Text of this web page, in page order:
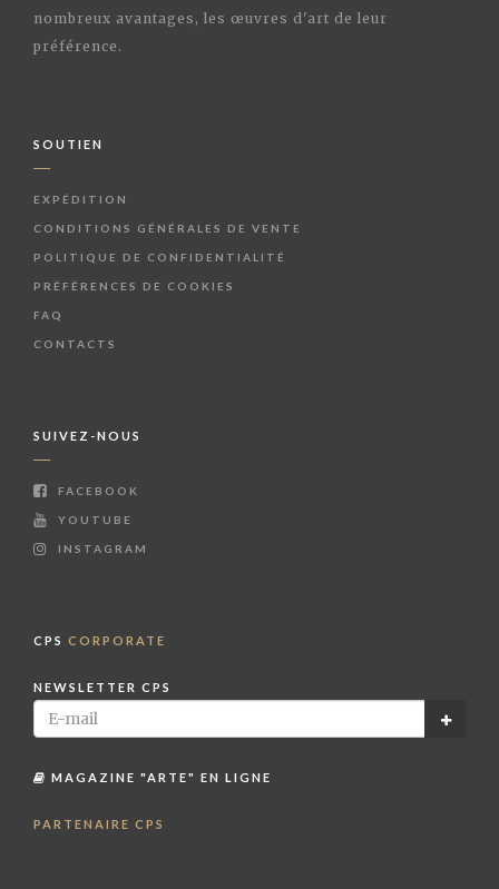
nombreux avantages, les œuvres d'art de leur
préférence.
SOUTIEN
EXPÉDITION
CONDITIONS GÉNÉRALES DE VENTE
POLITIQUE DE CONFIDENTIALITÉ
PRÉFÉRENCES DE COOKIES
FAQ
CONTACTS
SUIVEZ-NOUS
FACEBOOK
YOUTUBE
INSTAGRAM
CPS CORPORATE
NEWSLETTER CPS
MAGAZINE "ARTE" EN LIGNE
PARTENAIRE CPS